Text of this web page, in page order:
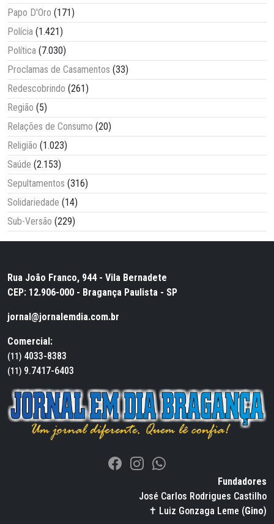
Papo D'Oro (171)
Polícia (1.421)
Política (7.030)
Proclamas de Casamentos (33)
Redescobrindo (261)
Região (5)
Relações de Consumo (20)
Religião (1.023)
Saúde (2.153)
Sepultamentos (316)
Solidariedade (14)
Sub-Versão (229)
Rua João Franco, 944 - Vila Bernadete
CEP: 12.906-000 - Bragança Paulista - SP
jornal@jornalemdia.com.br
Comercial:
(11) 4033-8383
(11) 9.7417-6403
Fundadores
José Carlos Rodrigues Castilho
✝ Luiz Gonzaga Leme (Gino)